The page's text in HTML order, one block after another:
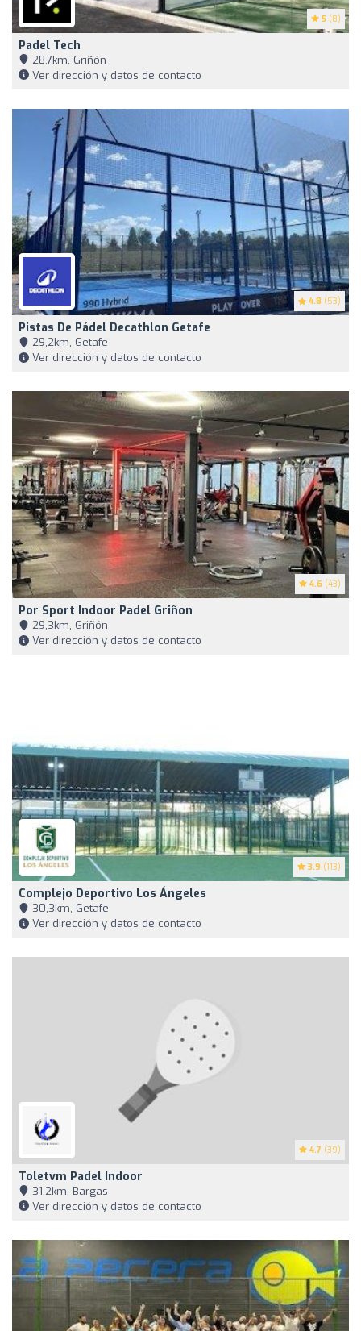
5 (8)
Padel Tech
28,7km, Griñón
Ver dirección y datos de contacto
4.8 (53)
Pistas De Pádel Decathlon Getafe
29,2km, Getafe
Ver dirección y datos de contacto
4.6 (43)
Por Sport Indoor Padel Griñon
29,3km, Griñón
Ver dirección y datos de contacto
3.9 (113)
Complejo Deportivo Los Ángeles
30,3km, Getafe
Ver dirección y datos de contacto
4.7 (39)
Toletvm Padel Indoor
31,2km, Bargas
Ver dirección y datos de contacto